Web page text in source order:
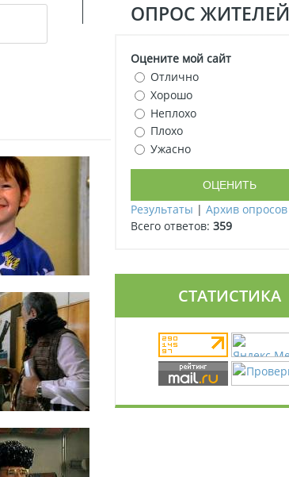
ОПРОС ЖИТЕЛЕЙ
Оцените мой сайт
Отлично
Хорошо
Неплохо
Плохо
Ужасно
Результаты | Архив опросов
Всего ответов: 359
СТАТИСТИКА